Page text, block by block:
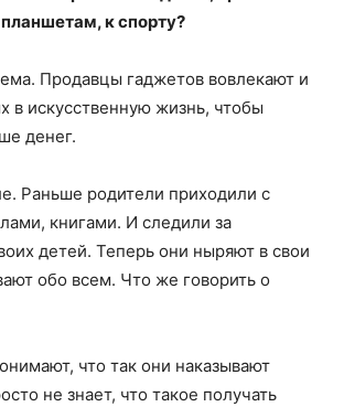
к спорту?
Продавцы гаджетов вовлекают и
в искусственную жизнь, чтобы
денег.
Раньше родители приходили с
книгами. И следили за
детей. Теперь они ныряют в свои
обо всем. Что же говорить о
что так они наказывают
не знает, что такое получать